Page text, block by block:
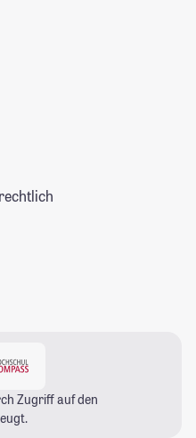
Zugriff auf den